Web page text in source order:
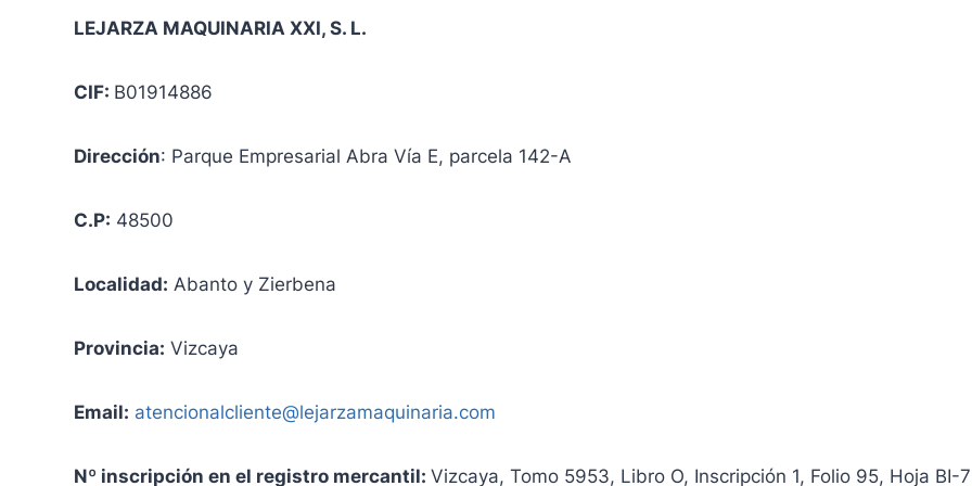
LEJARZA MAQUINARIA XXI, S. L.
CIF: B01914886
Dirección: Parque Empresarial Abra Vía E, parcela 142-A
C.P: 48500
Localidad: Abanto y Zierbena
Provincia: Vizcaya
Email: atencionalcliente@lejarzamaquinaria.com
Nº inscripción en el registro mercantil: Vizcaya, Tomo 5953, Libro O, Inscripción 1, Folio 95, Hoja BI-